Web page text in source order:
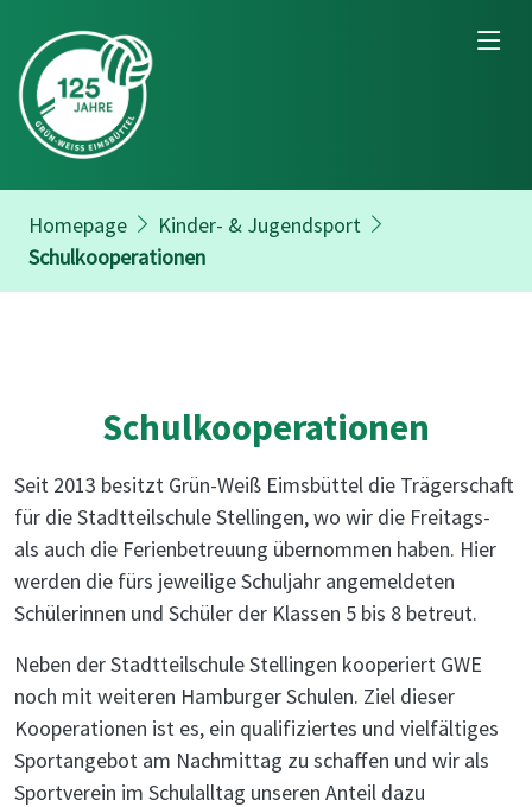
Homepage
Kinder- & Jugendsport
Schulkooperationen
Schulkooperationen
Seit 2013 besitzt Grün-Weiß Eimsbüttel die Trägerschaft
für die Stadtteilschule Stellingen, wo wir die Freitags-
als auch die Ferienbetreuung übernommen haben. Hier
werden die fürs jeweilige Schuljahr angemeldeten
Schülerinnen und Schüler der Klassen 5 bis 8 betreut.
Neben der Stadtteilschule Stellingen kooperiert GWE
noch mit weiteren Hamburger Schulen. Ziel dieser
Kooperationen ist es, ein qualifiziertes und vielfältiges
Sportangebot am Nachmittag zu schaffen und wir als
Sportverein im Schulalltag unseren Anteil dazu